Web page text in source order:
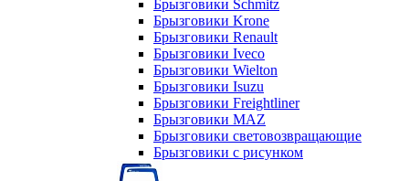
Брызговики Schmitz
Брызговики Krone
Брызговики Renault
Брызговики Iveco
Брызговики Wielton
Брызговики Isuzu
Брызговики Freightliner
Брызговики MAZ
Брызговики световозвращающие
Брызговики с рисунком